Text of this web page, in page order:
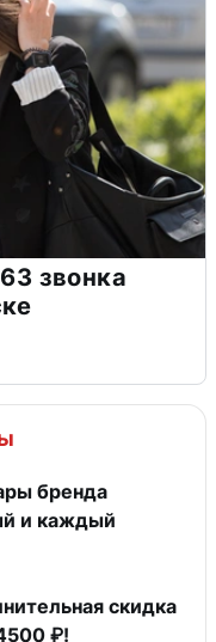
звонка
бренда
и каждый
скидка
₽!